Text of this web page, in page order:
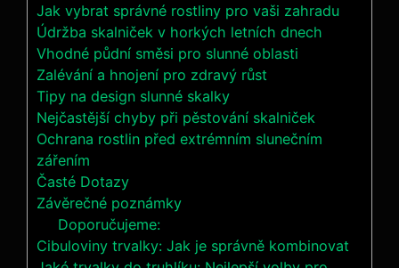
Jak vybrat správné rostliny pro vaši zahradu
Údržba skalniček v horkých letních dnech
Vhodné půdní směsi pro slunné oblasti
Zalévání a hnojení pro zdravý růst
Tipy na design slunné skalky
Nejčastější chyby při pěstování skalniček
Ochrana rostlin před extrémním slunečním
zářením
Časté Dotazy
Závěrečné poznámky
Doporučujeme:
Cibuloviny trvalky: Jak je správně kombinovat